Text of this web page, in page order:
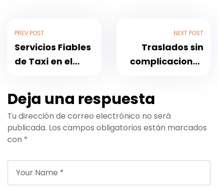
PREV POST
Servicios Fiables
de Taxi en el
Agadir Al Masira
para un Viaje Sin
Estrés en 2025
NEXT POST
Traslados sin
complicaciones
Taghazout: Tu
Guía de Viaje
2026
Deja una respuesta
Tu dirección de correo electrónico no será
publicada. Los campos obligatorios están marcados
con *